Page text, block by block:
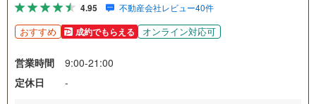
4.95 不動産会社レビュー40件
おすすめ 成約でもらえる オンライン対応可
営業時間
9:00-21:00
定休日
-